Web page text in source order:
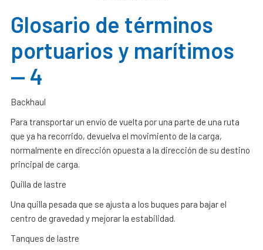
Glosario de términos
portuarios y marítimos
— 4
Backhaul
Para transportar un envío de vuelta por una parte de una ruta
que ya ha recorrido, devuelva el movimiento de la carga,
normalmente en dirección opuesta a la dirección de su destino
principal de carga.
Quilla de lastre
Una quilla pesada que se ajusta a los buques para bajar el
centro de gravedad y mejorar la estabilidad.
Tanques de lastre